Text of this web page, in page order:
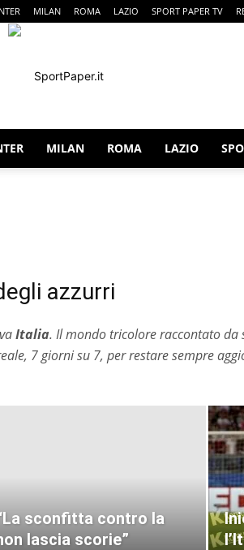
MILAN ROMA LAZIO SPORT PAPER TV
MILAN ROMA LAZIO
azzurri
Italia. Il mondo tricolore raccontato da
7 giorni su 7, per restare sempre
sconfitta contro la
lascia scorie”